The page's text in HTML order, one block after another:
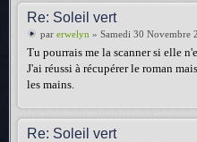
Re: Soleil vert
par erwelyn » Samedi 30 Novembre
Tu pourrais me la scanner si elle
J'ai réussi à récupérer le roman
les mains.
Re: Soleil vert